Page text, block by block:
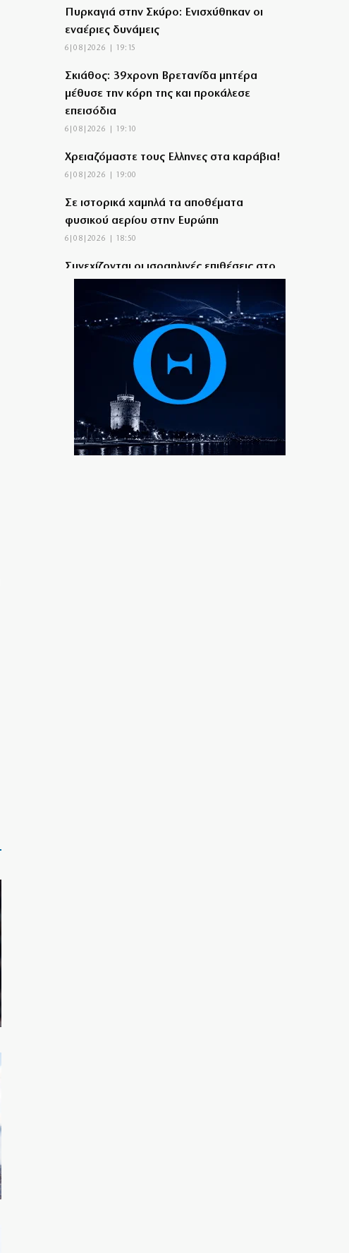
Πυρκαγιά στην Σκύρο: Ενισχύθηκαν οι
εναέριες δυνάμεις
6|08|2026 | 19:15
Σκιάθος: 39χρονη Βρετανίδα μητέρα
μέθυσε την κόρη της και προκάλεσε
επεισόδια
6|08|2026 | 19:10
Χρειαζόμαστε τους Eλληνες στα καράβια!
6|08|2026 | 19:00
Σε ιστορικά χαμηλά τα αποθέματα
φυσικού αερίου στην Ευρώπη
6|08|2026 | 18:50
Συνεχίζονται οι ισραηλινές επιθέσεις στο
6|08|2026 | 18:40
Η Τουρκία ανεβάζει την ένταση στην
6|08|2026 | 18:30
Απλώνεται το πράσινο, ακριβαίνει η
συντήρησή του
6|08|2026 | 18:20
Μία ακόμα αποχώρηση από το κόμμα της